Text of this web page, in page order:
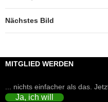
Nächstes Bild
MITGLIED WERDEN
... nichts einfacher als das.
Ja, ich will